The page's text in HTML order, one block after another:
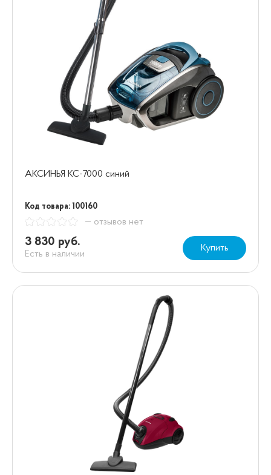
АКСИНЬЯ КС-7000 синий
Код товара: 100160
— отзывов нет
3 830 руб.
Есть в наличии
Купить